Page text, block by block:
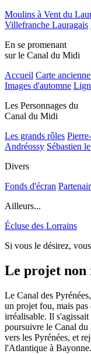
Moulins à Vent du
Villefranche Lauragais
En se promenant
sur le Canal du Midi
Accueil Carte
Images d'automne
Les Personnages du
Canal du Midi
Les grands rôles
Andréossy Sébastien
Divers
Fonds d'écran
Ailleurs...
Écluse des Lorrains
Si vous le désirez,
Le projet non
Le Canal des
un projet fou, mais pas
irréalisable. Il s'agissait
poursuivre le Canal
vers les Pyrénées, et
l'Atlantique à